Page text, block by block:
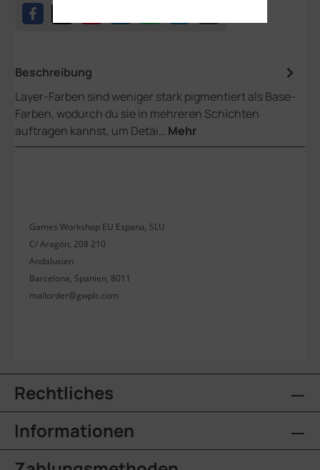
Beschreibung
Layer-Farben sind weniger stark pigmentiert als Base-
Farben, wodurch du sie in mehreren Schichten
auftragen kannst, um Detai… Mehr
Games Workshop EU Espana, SLU
C/ Aragón, 208 210
Andalusien
Barcelona, Spanien, 8011
mailorder@gwplc.com
Rechtliches
Informationen